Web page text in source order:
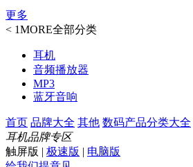
更多
< 1MORE全部分类
耳机
音频播放器
MP3
蓝牙音响
首页 品牌大全 其他 数码产品分类大全
耳机品牌专区
触屏版 | 极速版 | 电脑版